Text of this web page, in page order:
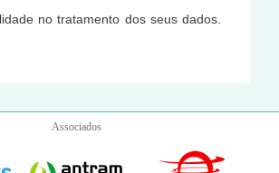
no tratamento dos seus dados.
Associados